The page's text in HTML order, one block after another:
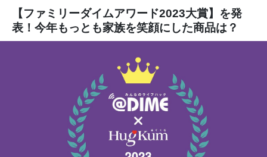
【ファミリーダイムアワード2023大賞】を発
表！今年もっとも家族を笑顔にした商品は？